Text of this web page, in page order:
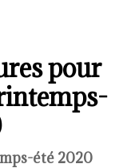
pour
été 2020